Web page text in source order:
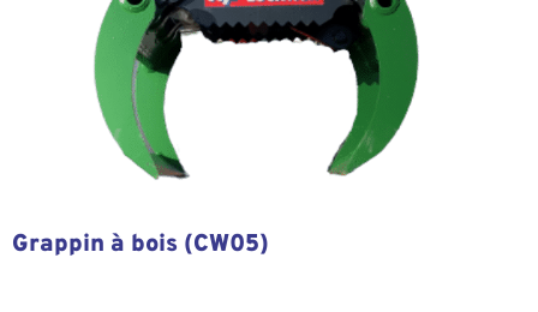
Grappin à bois (CW05)